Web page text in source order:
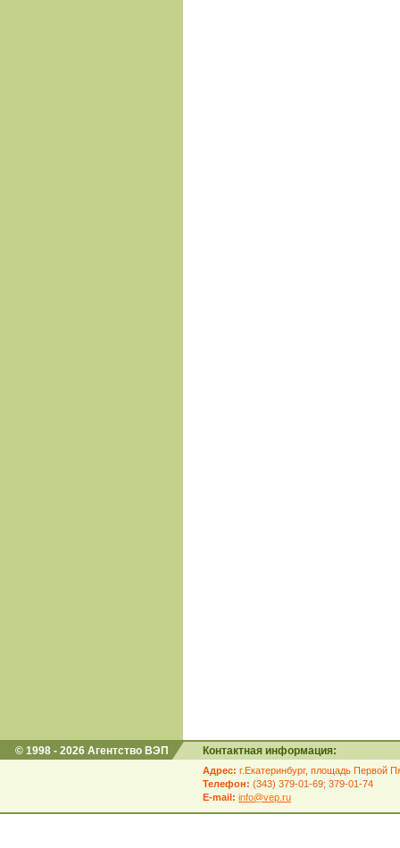
© 1998 - 2026 Агентство ВЭП Контактная информация:
Адрес: г.Екатеринбург, площадь Первой
Телефон: (343) 379-01-69; 379-01-74
E-mail: info@vep.ru